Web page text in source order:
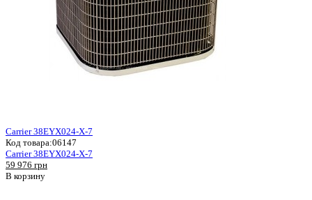
Carrier 38EYX024-X-7
Код товара:06147
Carrier 38EYX024-X-7
59 976 грн
В корзину